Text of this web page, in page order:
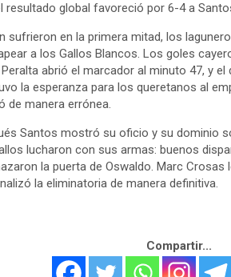
resultado global favoreció por 6-4 a
sufrieron en la primera mitad, los
a los Gallos Blancos. Los goles
Peralta abrió el marcador al minuto 47, y
la esperanza para los queretanos al
de manera errónea.
Santos mostró su oficio y su dominio
lucharon con sus armas: buenos
la puerta de Oswaldo. Marc Crosas
la eliminatoria de manera definitiva.
Compartir...